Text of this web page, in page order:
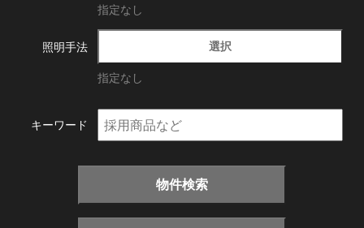
指定なし
照明手法 選択
指定なし
キーワード
物件検索